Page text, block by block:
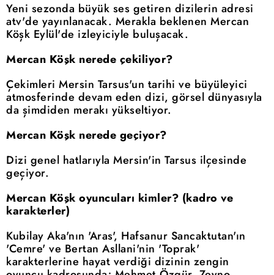
Yeni sezonda büyük ses getiren dizilerin adresi
atv'de yayınlanacak. Merakla beklenen Mercan
Köşk Eylül'de izleyiciyle buluşacak.
Mercan Köşk nerede çekiliyor?
Çekimleri Mersin Tarsus'un tarihi ve büyüleyici
atmosferinde devam eden dizi, görsel dünyasıyla
da şimdiden merakı yükseltiyor.
Mercan Köşk nerede geçiyor?
Dizi genel hatlarıyla Mersin'in Tarsus ilçesinde
geçiyor.
Mercan Köşk oyuncuları kimler? (kadro ve
karakterler)
Kubilay Aka'nın 'Aras', Hafsanur Sancaktutan'ın
'Cemre' ve Bertan Asllani'nin 'Toprak'
karakterlerine hayat verdiği dizinin zengin